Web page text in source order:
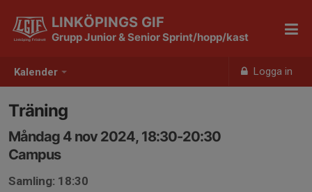
Kalender Logga in
LINKÖPINGS GIF
Grupp Junior & Senior Sprint/hopp/kast
Träning
Måndag 4 nov 2024, 18:30-20:30
Campus
Samling: 18:30